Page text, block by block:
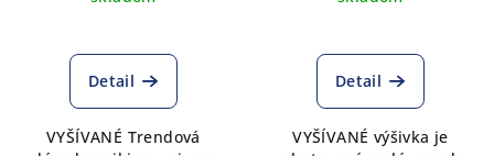
výber z troch farebných
Detail
VYŠÍVANÉ Trendová
Detail
VYŠÍVANÉ výšivka je